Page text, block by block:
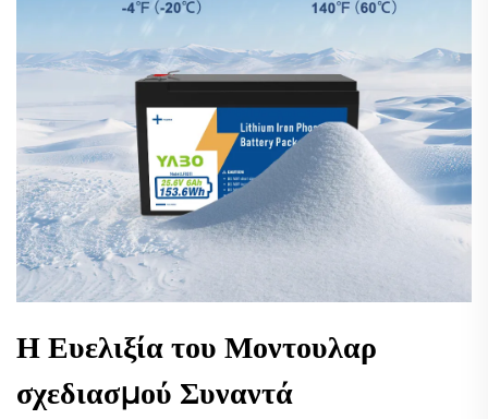
Η Ευελιξία του Μοντουλαρ
σχεδιασμού Συναντά